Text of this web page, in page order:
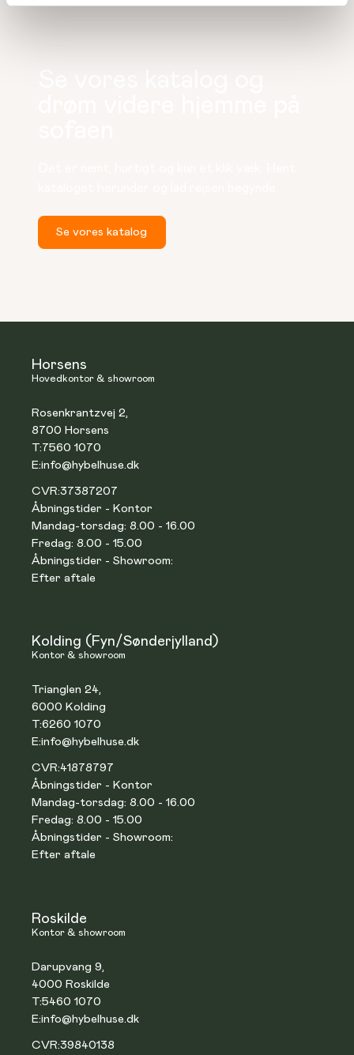
Se vores katalog
Horsens
Hovedkontor & showroom
Rosenkrantzvej 2,
8700 Horsens
T:7560 1070
E:info@hybelhuse.dk
CVR:37387207
Åbningstider - Kontor
Mandag-torsdag: 8.00 - 16.00
Fredag: 8.00 - 15.00
Åbningstider - Showroom:
Efter aftale
Kolding (Fyn/Sønderjylland)
Kontor & showroom
Trianglen 24,
6000 Kolding
T:6260 1070
E:info@hybelhuse.dk
CVR:41878797
Åbningstider - Kontor
Mandag-torsdag: 8.00 - 16.00
Fredag: 8.00 - 15.00
Åbningstider - Showroom:
Efter aftale
Roskilde
Kontor & showroom
Darupvang 9,
4000 Roskilde
T:5460 1070
E:info@hybelhuse.dk
CVR:39840138